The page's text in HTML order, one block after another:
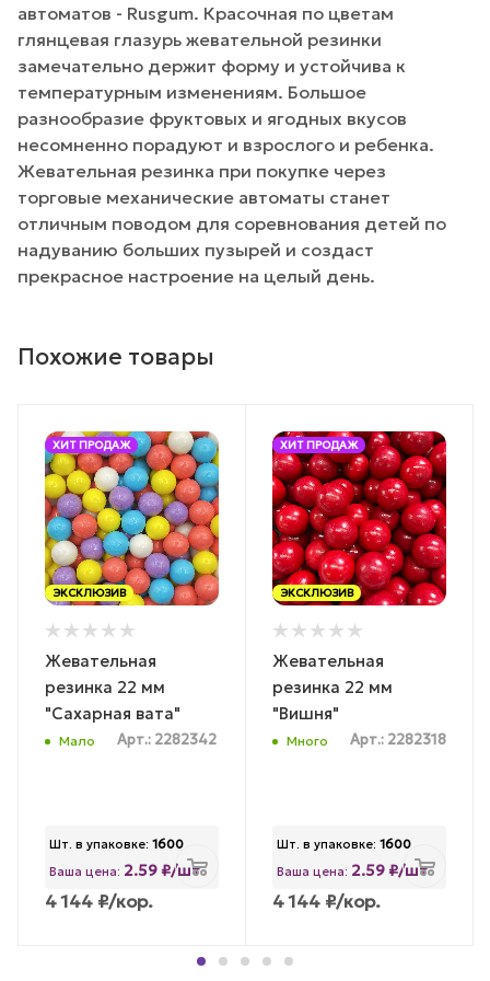
автоматов - Rusgum. Красочная по цветам
глянцевая глазурь жевательной резинки
замечательно держит форму и устойчива к
температурным изменениям. Большое
разнообразие фруктовых и ягодных вкусов
несомненно порадуют и взрослого и ребенка.
Жевательная резинка при покупке через
торговые механические автоматы станет
отличным поводом для соревнования детей по
надуванию больших пузырей и создаст
прекрасное настроение на целый день.
Похожие товары
ХИТ ПРОДАЖ
ЭКСКЛЮЗИВ
Жевательная
резинка 22 мм
"Сахарная вата"
Мало Арт.: 2282342
Шт. в упаковке: 1600
Ваша цена: 2.59 ₽/шт
4 144 ₽/кор.
ХИТ ПРОДАЖ
ЭКСКЛЮЗИВ
Жевательная
резинка 22 мм
"Вишня"
Много Арт.: 2282318
Шт. в упаковке: 1600
Ваша цена: 2.59 ₽/шт
4 144 ₽/кор.